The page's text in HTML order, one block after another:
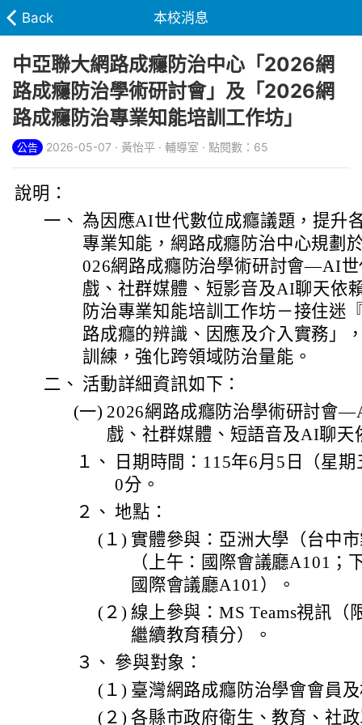
Back 本校消息
中亞聯大網路成癮防治中心「2026網
路成癮防治學術研討會」及「2026網
路成癮防治專業知能培訓工作坊」
公告 2026-05-07 · 黃怡平 · 輔導室 · 點閱數：65
說明：
一、 為因應AI世代數位成癮議題，提升
專業知能，網路成癮防治中心規劃
026網路成癮防治學術研討會—AI
戲、社群媒體、短影音及AI聊天依
防治專業知能培訓工作坊－接住迷
路成癮的辨識、因應及介入實務」
訓練，強化跨領域防治量能。
二、 活動詳細資訊如下：
(一) 2026網路成癮防治學術研討會
戲、社群媒體、短語音及AI聊天
１、
日期時間：115年6月5日（星
0分。
２、 地點：
(１) 實體參與：亞洲大學（台中
（上午：國際會議廳A101；
國際會議廳A101）。
(２) 線上參與：MS Teams視訊（
繼續教育積分）。
３、 參與對象：
(１) 臺灣網路成癮防治學會會員
(２) 各縣市政府衛生、教育、社